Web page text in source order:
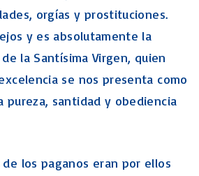
orgías y prostituciones.
y es absolutamente la
la Santísima Virgen, quien
se nos presenta como
pureza, santidad y obediencia
de los paganos eran por ellos